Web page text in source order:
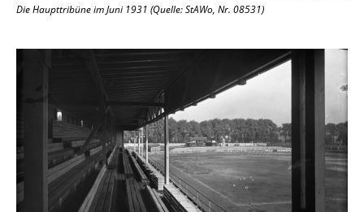
Die Haupttribüne im Juni 1931 (Quelle: StAWo, Nr. 08531)